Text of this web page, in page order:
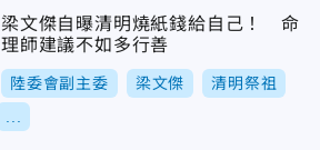
梁文傑自曝清明燒紙錢給自己！ 命
理師建議不如多行善
陸委會副主委 梁文傑 清明祭祖